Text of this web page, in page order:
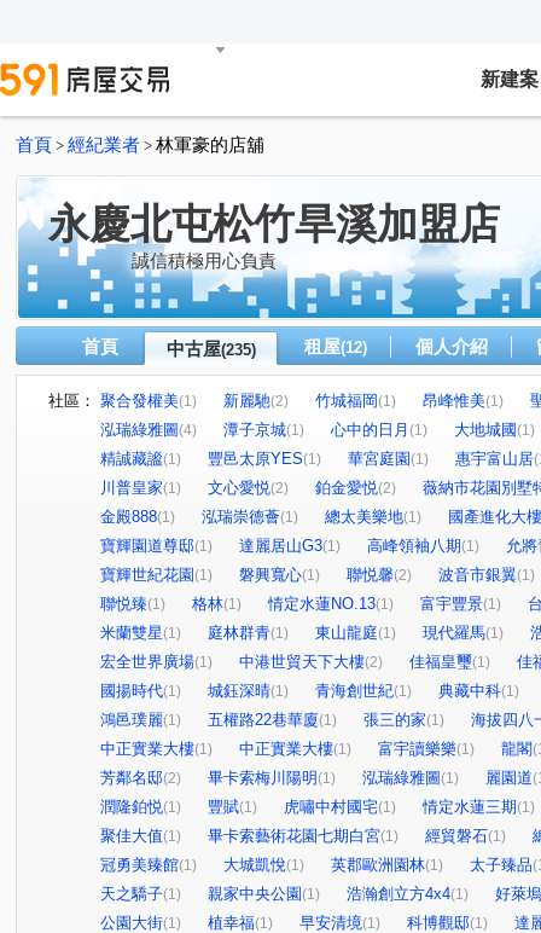
新建案
首頁 > 經紀業者 > 林軍豪的店舖
永慶北屯松竹旱溪加盟店
誠信積極用心負責
首頁 中古屋(235) 租屋(12) 個人介紹
社區： 聚合發權美(1) 新麗馳(2) 竹城福岡(1) 昂峰惟美(1)
泓瑞綠雅圖(4) 潭子京城(1) 心中的日月 (1) 大地城國(1)
精誠藏謐(1) 豐邑太原YES(1) 華宮庭園(1) 惠宇富山居
川普皇家(1) 文心愛悦(2) 鉑金愛悦(2)
薇納市花園別墅
金殿888(1) 泓瑞崇德薈(1) 總太美樂地(1)
國產進化大樓
寶輝園道尊邸(1) 達麗居山G3(1) 高峰領袖八期(1)
允
寶輝世紀花園 (1) 磐興寬心(1) 聯悦馨(2) 波音市銀翼(1)
聯悦臻(1) 格林(1) 情定水蓮NO.13(1) 富宇豐景(1)
米蘭雙星(1) 庭林群青(1) 東山龍庭(1) 現代羅馬(1)
宏全世界廣場(1) 中港世貿天下大樓(2) 佳福皇璽(1)
佳
國揚時代(1) 城鈺深晴(1) 青海創世紀(1) 典藏中科(1)
鴻邑璞麗(1) 五權路22巷華廈(1) 張三的家(1)
海拔四八
中正實業大樓(1) 中正實業大樓(1) 富宇讀樂樂(1) 龍閣
芳鄰名邸(2) 畢卡索梅川陽明 (1) 泓瑞綠雅圖 (1) 麗園道
潤隆鉑悦(1) 豐賦(1) 虎嘯中村國宅(1) 情定水蓮三期(1)
聚佳大值(1) 畢卡索藝術花園七期白宮(1) 經貿磐石(1)
冠勇美臻館(1) 大城凱悅(1) 英郡歐洲園林(1) 太子臻品
天之驕子(1) 親家中央公園 (1) 浩瀚創立方4x4(1)
好萊
公園大街(1) 植幸福(1) 早安清境(1) 科博觀邸(1)
達